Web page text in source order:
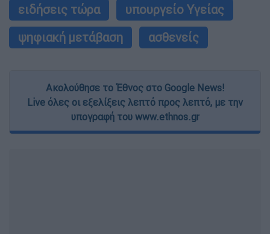
ειδήσεις τώρα
υπουργείο Υγείας
ψηφιακή μετάβαση
ασθενείς
Ακολούθησε το Έθνος στο Google News!
Live όλες οι εξελίξεις λεπτό προς λεπτό, με την
υπογραφή του www.ethnos.gr